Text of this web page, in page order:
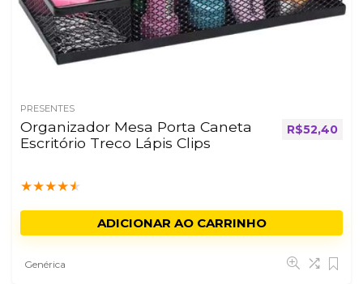
PRESENTES
Organizador Mesa Porta Caneta
Escritório Treco Lápis Clips
★★★★★
R$52,40
ADICIONAR AO CARRINHO
Genérica